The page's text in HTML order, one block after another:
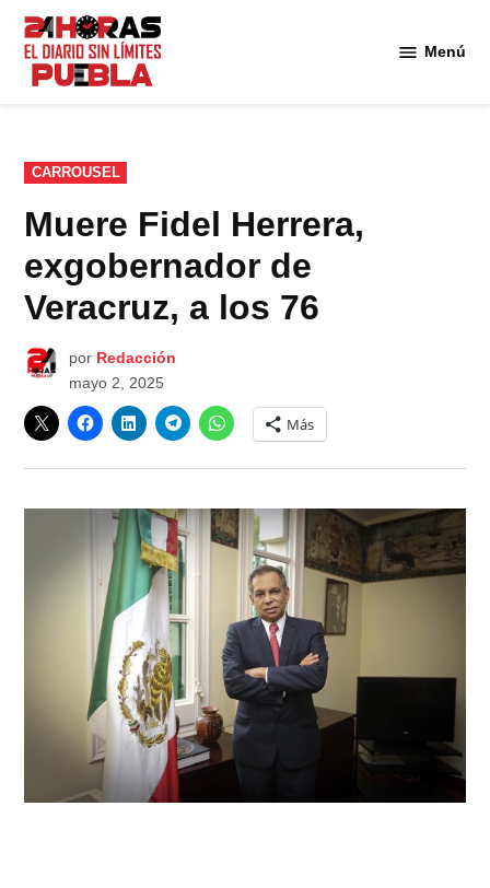
Saltar
contenido
Menú
PUBLICADO
EN
CARROUSEL
Muere Fidel Herrera,
exgobernador de
Veracruz, a los 76
por Redacción
mayo 2, 2025
Más